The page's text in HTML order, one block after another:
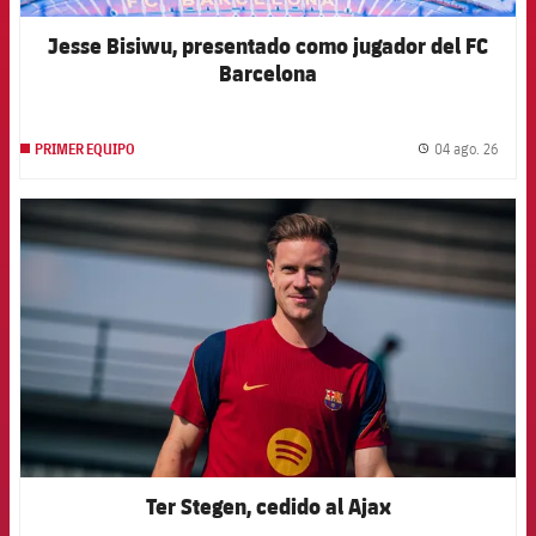
Jugadores
Resultados
Clasificaciones
Fotos
Voleibol masculino
Voleibol femenino
Apúntate a las amateurs
plusicon
más
Carnet de las Secciones Amateurs
League of Legends
VALORANT Rising
VALORANT Game Changers
eFootball
Jesse Bisiwu, presentado como jugador del FC
Barcelona
PRIMER EQUIPO 04 ago. 26
FCB Barcelona badge
Ter Stegen, cedido al Ajax